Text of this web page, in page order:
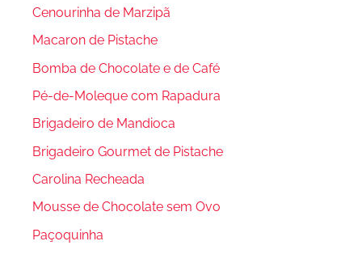
Cenourinha de Marzipã
Macaron de Pistache
Bomba de Chocolate e de Café
Pé-de-Moleque com Rapadura
Brigadeiro de Mandioca
Brigadeiro Gourmet de Pistache
Carolina Recheada
Mousse de Chocolate sem Ovo
Paçoquinha